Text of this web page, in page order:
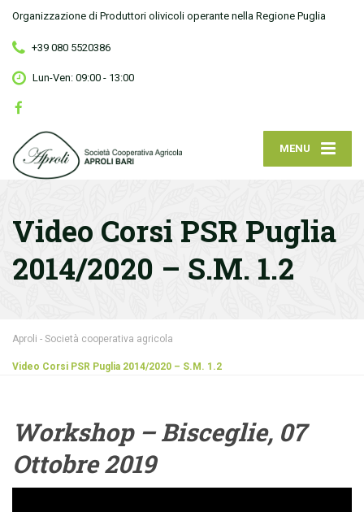
Organizzazione di Produttori olivicoli operante nella Regione Puglia
+39 080 5520386
Lun-Ven: 09:00 - 13:00
MENU
Video Corsi PSR Puglia
2014/2020 – S.M. 1.2
Aproli - Società cooperativa agricola
Video Corsi PSR Puglia 2014/2020 – S.M. 1.2
Workshop – Bisceglie, 07
Ottobre 2019